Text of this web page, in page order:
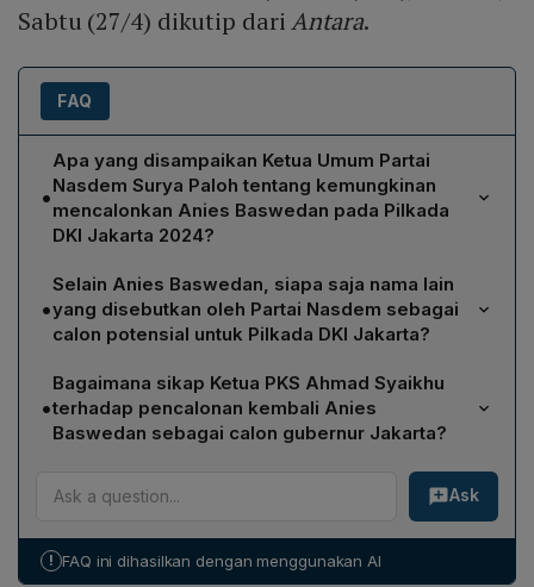
Sabtu (27/4) dikutip dariAntara.
FAQ
•
Apa yang disampaikan Ketua Umum Partai
Nasdem Surya Paloh tentang kemungkinan
mencalonkan Anies Baswedan pada Pilkada
DKI Jakarta 2024?
Surya Paloh menyatakan bahwa nama Anies Baswedan
masih berada dalam kajian internal Partai Nasdem
sebagai salah satu calon kepala daerah Jakarta. Ia
menegaskan bahwa opsi mengusung Anies masih
terbuka, namun keputusan akhir belum ditentukan dan
masih memerlukan pertimbangan lebih lanjut.
•
Selain Anies Baswedan, siapa saja nama lain
yang disebutkan oleh Partai Nasdem sebagai
calon potensial untuk Pilkada DKI Jakarta?
Willy Aditya, Ketua DPP Partai Nasdem, mengidentifikasi
dua nama lain yang menjadi opsi utama, yaitu Ahmad
Sahroni yang menjabat sebagai Bendahara Umum
Partai Nasdem, serta Wibi Andrino, Ketua Dewan
Pimpinan Wilayah (DPW) Nasdem DKI Jakarta.
•
Bagaimana sikap Ketua PKS Ahmad Syaikhu
terhadap pencalonan kembali Anies
Baswedan sebagai calon gubernur Jakarta?
Ahmad Syaikhu menolak kemungkinan PKS mengusung
Anies Baswedan kembali sebagai calon gubernur. Ia
berpendapat bahwa Anies sudah menjadi tokoh
Presiden 2024, sehingga tidak seharusnya didegradasi
Ask
! FAQ ini dihasilkan dengan menggunakan AI